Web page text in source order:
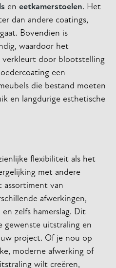
en eetkamerstoelen. Het
dan andere coatings,
Bovendien is
waardoor het
door blootstelling
een
die bestand moeten
en langdurige esthetische
flexibiliteit als het
met andere
assortiment van
afwerkingen,
zelfs hamerslag. Dit
gewenste uitstraling en
project. Of je nou op
moderne afwerking of
wilt creëren,